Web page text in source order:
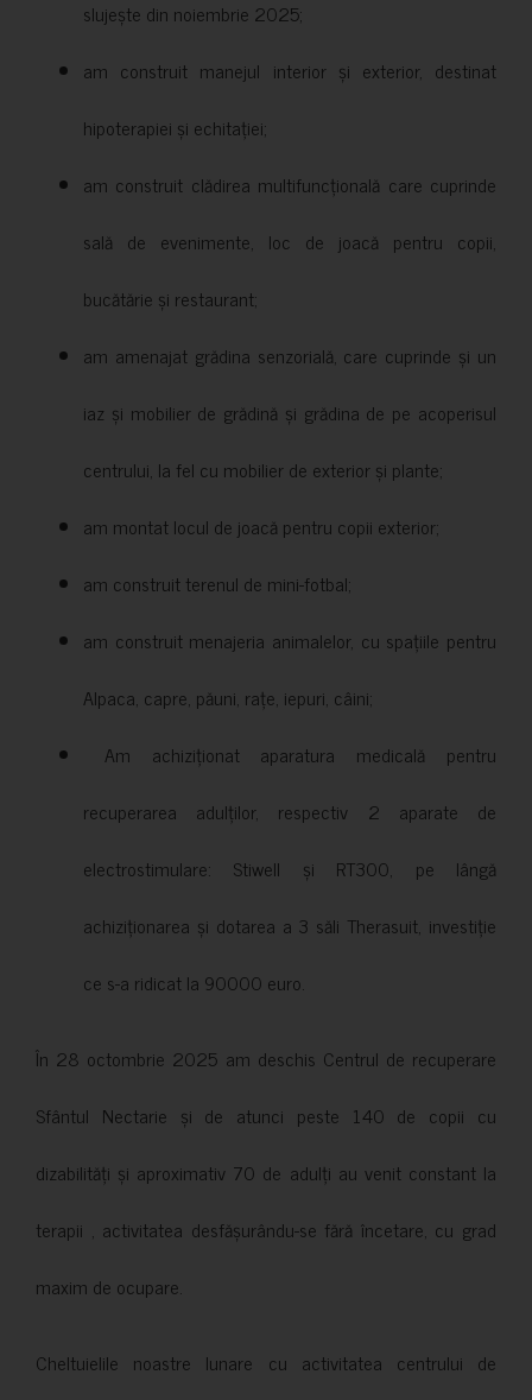
slujește din noiembrie 2025;
am construit manejul interior și exterior, destinat
hipoterapiei și echitației;
am construit clădirea multifuncțională care cuprinde
sală de evenimente, loc de joacă pentru copii,
bucătărie și restaurant;
am amenajat grădina senzorială, care cuprinde și un
iaz și mobilier de grădină și grădina de pe acoperisul
centrului, la fel cu mobilier de exterior și plante;
am montat locul de joacă pentru copii exterior;
am construit terenul de mini-fotbal;
am construit menajeria animalelor, cu spațiile pentru
Alpaca, capre, păuni, rațe, iepuri, câini;
Am achiziționat aparatura medicală pentru
recuperarea adulților, respectiv 2 aparate de
electrostimulare: Stiwell și RT300, pe lângă
achiziționarea și dotarea a 3 săli Therasuit, investiție
ce s-a ridicat la 90000 euro.
În 28 octombrie 2025 am deschis Centrul de recuperare
Sfântul Nectarie și de atunci peste 140 de copii cu
dizabilități și aproximativ 70 de adulți au venit constant la
terapii , activitatea desfășurându-se fără încetare, cu grad
maxim de ocupare.
Cheltuielile noastre lunare cu activitatea centrului de